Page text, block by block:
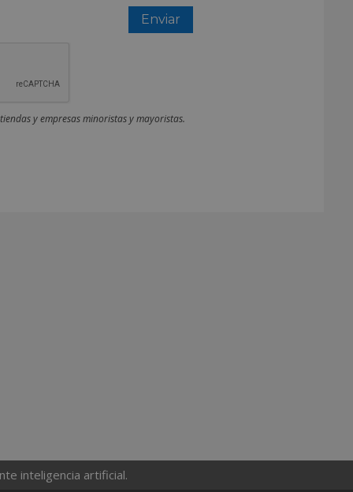
y empresas minoristas y mayoristas.
inteligencia artificial.